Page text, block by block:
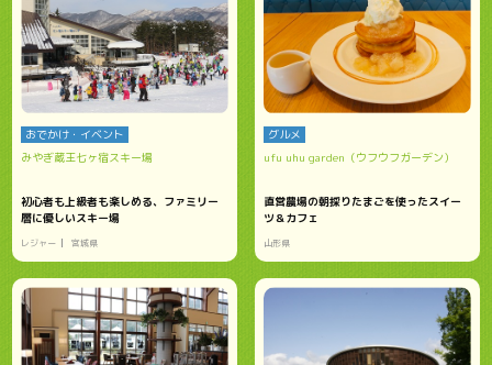
おでかけ・イベント
みやぎ蔵王七ヶ宿スキー場
初心者も上級者も楽しめる、ファミリー
層に優しいスキー場
レジャー 宮城県
グルメ
ufu uhu garden（ウフウフガーデン）
直営農場の朝採りたまごを使ったスイー
ツ＆カフェ
山形県